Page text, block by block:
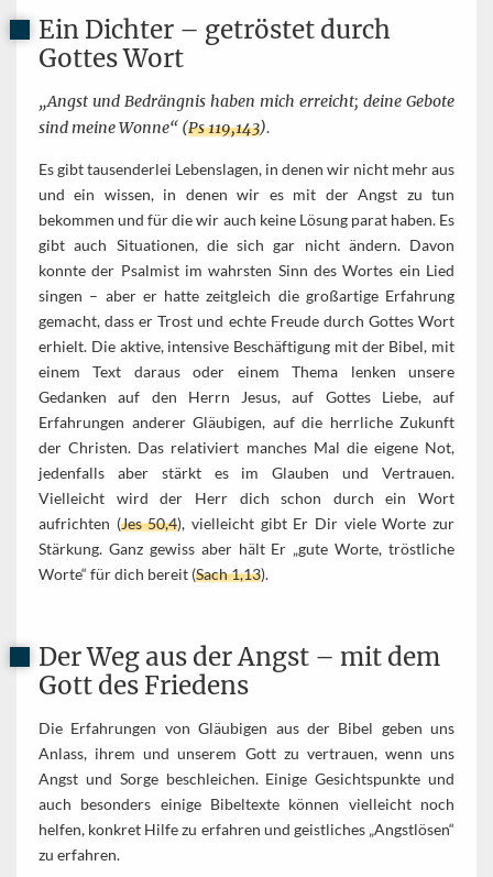
Ein Dichter – getröstet durch
Gottes Wort
„Angst und Bedrängnis haben mich erreicht; deine Gebote
sind meine Wonne“ (Ps 119,143).
Es gibt tausenderlei Lebenslagen, in denen wir nicht mehr aus
und ein wissen, in denen wir es mit der Angst zu tun
bekommen und für die wir auch keine Lösung parat haben. Es
gibt auch Situationen, die sich gar nicht ändern. Davon
konnte der Psalmist im wahrsten Sinn des Wortes ein Lied
singen – aber er hatte zeitgleich die großartige Erfahrung
gemacht, dass er Trost und echte Freude durch Gottes Wort
erhielt. Die aktive, intensive Beschäftigung mit der Bibel, mit
einem Text daraus oder einem Thema lenken unsere
Gedanken auf den Herrn Jesus, auf Gottes Liebe, auf
Erfahrungen anderer Gläubigen, auf die herrliche Zukunft
der Christen. Das relativiert manches Mal die eigene Not,
jedenfalls aber stärkt es im Glauben und Vertrauen.
Vielleicht wird der Herr dich schon durch ein Wort
aufrichten (Jes 50,4), vielleicht gibt Er Dir viele Worte zur
Stärkung. Ganz gewiss aber hält Er „gute Worte, tröstliche
Worte“ für dich bereit (Sach 1,13).
Der Weg aus der Angst – mit dem
Gott des Friedens
Die Erfahrungen von Gläubigen aus der Bibel geben uns
Anlass, ihrem und unserem Gott zu vertrauen, wenn uns
Angst und Sorge beschleichen. Einige Gesichtspunkte und
auch besonders einige Bibeltexte können vielleicht noch
helfen, konkret Hilfe zu erfahren und geistliches „Angstlösen“
zu erfahren.